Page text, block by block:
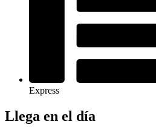
Express
Llega en el día